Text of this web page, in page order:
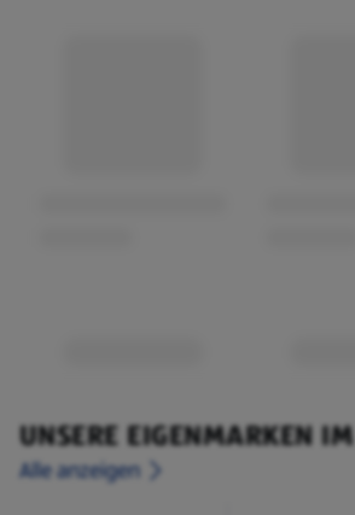
UNSERE EIGENMARKEN
Alle anzeigen